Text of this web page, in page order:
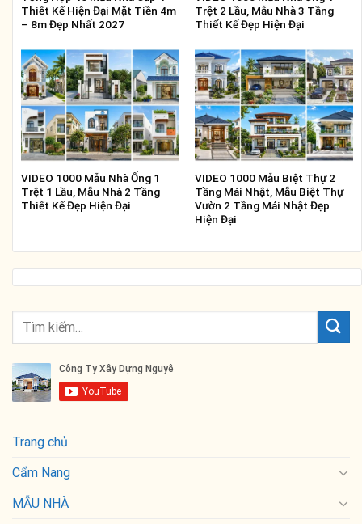
Thiết Kế Hiện Đại Mặt Tiền 4m
– 8m Đẹp Nhất 2027
Trệt 2 Lầu, Mẫu Nhà 3 Tầng
Thiết Kế Đẹp Hiện Đại
VIDEO 1000 Mẫu Nhà Ống 1
Trệt 1 Lầu, Mẫu Nhà 2 Tầng
Thiết Kế Đẹp Hiện Đại
VIDEO 1000 Mẫu Biệt Thự 2
Tầng Mái Nhật, Mẫu Biệt Thự
Vườn 2 Tầng Mái Nhật Đẹp
Hiện Đại
Trang chủ
Cẩm Nang
MẪU NHÀ